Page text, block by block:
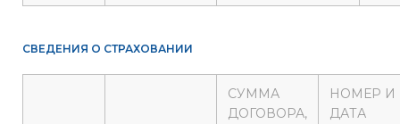
СВЕДЕНИЯ О СТРАХОВАНИИ
СУММА
ДОГОВОРА,
НОМЕР И
ДАТА